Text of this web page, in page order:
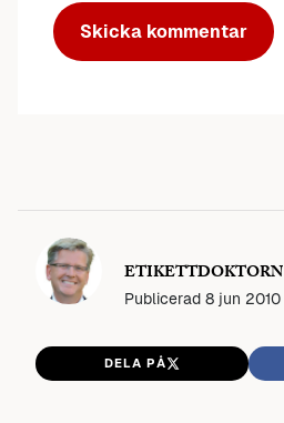
ETIKETTDOKTORN
Publicerad 8 jun 2010
DELA PÅ